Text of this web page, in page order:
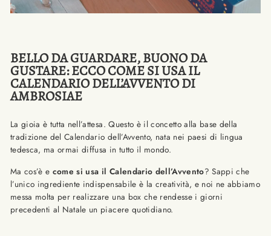
BELLO DA GUARDARE, BUONO DA
GUSTARE: ECCO COME SI USA IL
CALENDARIO DELL’AVVENTO DI
AMBROSIAE
La gioia è tutta nell’attesa. Questo è il concetto alla base della
tradizione del Calendario dell’Avvento, nata nei paesi di lingua
tedesca, ma ormai diffusa in tutto il mondo.
Ma cos’è e come si usa il Calendario dell’Avvento? Sappi che
l’unico ingrediente indispensabile è la creatività, e noi ne abbiamo
messa molta per realizzare una box che rendesse i giorni
precedenti al Natale un piacere quotidiano.